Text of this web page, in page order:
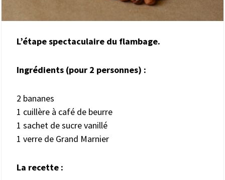
L’étape spectaculaire du flambage.
Ingrédients (pour 2 personnes) :
2 bananes
1 cuillère à café de beurre
1 sachet de sucre vanillé
1 verre de Grand Marnier
La recette :